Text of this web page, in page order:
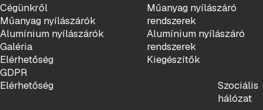
Cégünkről
Műanyag nyílászárók
Alumínium nyílászárók
Galéria
Elérhetőség
GDPR
Műanyag nyílászáró
rendszerek
Alumínium nyílászáró
rendszerek
Kiegészítők
Elérhetőség
Szociális
hálózat